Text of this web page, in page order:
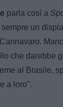
parla così a
un
che darebbe
al Brasile,
a loro".